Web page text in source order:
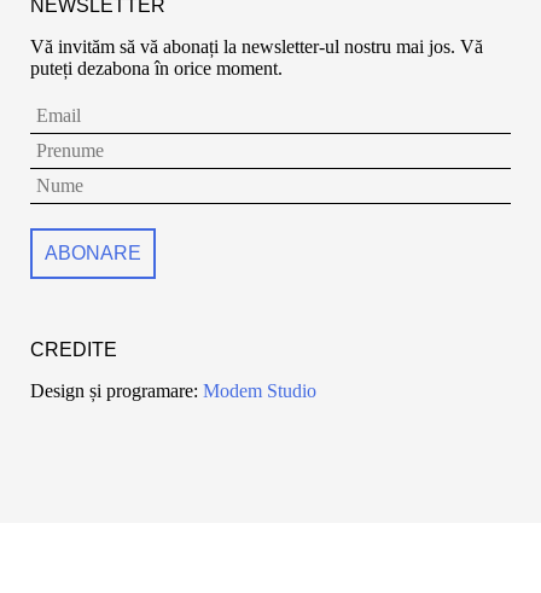
NEWSLETTER
Vă invităm să vă abonați la newsletter-ul nostru mai jos. Vă
puteți dezabona în orice moment.
CREDITE
Design și programare: Modem Studio